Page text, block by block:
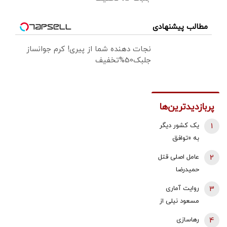
مطالب پیشنهادی
نجات دهنده شما از پیری! کرم جوانساز
جلبک50%تخفیف
پربازدیدترین‌ها
یک کشور دیگر
به «توافق
پیوندد/ ترکیه
خیال ایران را
راحت کرد
1
عامل اصلی قتل
حمیدرضا
دستگیر شد
2
روایت آماری
مسعود نیلی از
3
رهاسازی
4